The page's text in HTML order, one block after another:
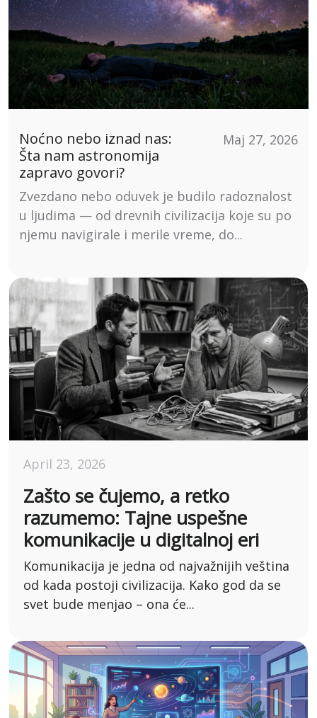
Noćno nebo iznad nas:
Šta nam astronomija
zapravo govori?
Maj 27, 2026
Zvezdano nebo oduvek je budilo radoznalost
u ljudima — od drevnih civilizacija koje su po
njemu navigirale i merile vreme, do...
April 23, 2026
Zašto se čujemo, a retko
razumemo: Tajne uspešne
komunikacije u digitalnoj eri
Komunikacija je jedna od najvažnijih veština
od kada postoji civilizacija. Kako god da se
svet bude menjao – ona će...